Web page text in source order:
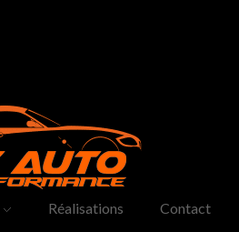
Réalisations Contact